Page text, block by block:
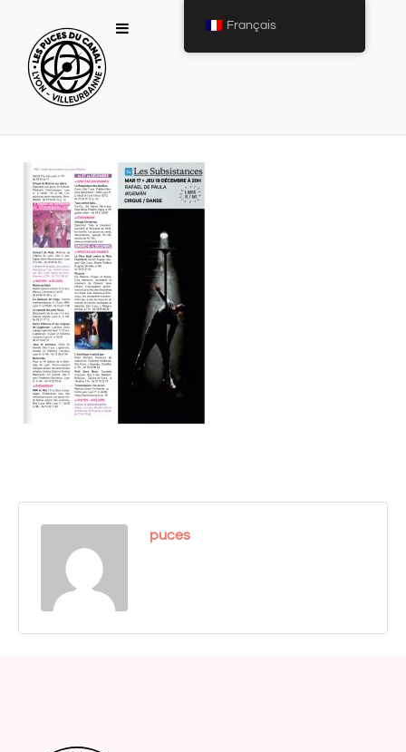
puces
Français